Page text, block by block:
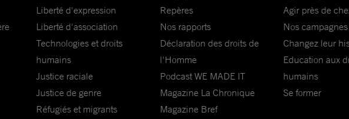
Liberté d'expression
Liberté d'association
Technologies et droits
humains
Justice raciale
Justice de genre
Réfugiés et migrants
Repères
Nos rapports
Déclaration des droits de
l'Homme
Podcast WE MADE IT
Magazine La Chronique
Magazine Bref
Agir près de
Nos campagnes
Changez leur
Education aux
humains
Se former